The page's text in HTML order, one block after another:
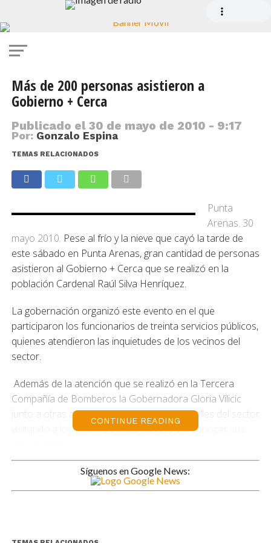
Más de 200 personas asistieron a
Gobierno + Cerca
Publicado el 30 de mayo de 2010 - 9:17
Por: Gonzalo Espina
TEMAS RELACIONADOS
Punta
Arenas. 30
mayo 2010. Pese al frío y la nieve que cayó la tarde de
este sábado en Punta Arenas, gran cantidad de personas
asistieron al Gobierno + Cerca que se realizó en la
población Cardenal Raúl Silva Henríquez.
La gobernación organizó este evento en el que
participaron los funcionarios de treinta servicios públicos,
quienes atendieron las inquietudes de los vecinos del
sector.
Además de la atención que se realizó en la Tercera
Compañía de Bomberos la Gobernadora Gloria Vilicic
junto a otras autoridades recorrieron las calles del sector
visitando a los vecinos en sus casas para conocer sus
Los vecinos mostraron gran interés por la atención
veterinaria que permitió la vacunación de más de 80
CONTINUE READING
Síguenos en Google News: